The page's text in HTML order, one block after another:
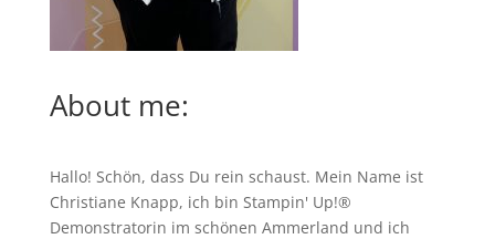
About me:
Hallo! Schön, dass Du rein schaust. Mein Name ist
Christiane Knapp, ich bin Stampin' Up!®
Demonstratorin im schönen Ammerland und ich